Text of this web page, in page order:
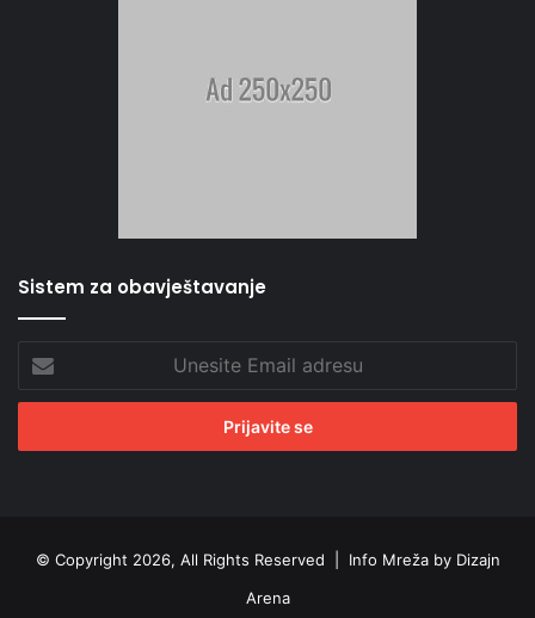
Sistem za obavještavanje
Email
adresu
© Copyright 2026, All Rights Reserved | Info Mreža by Dizajn
Arena